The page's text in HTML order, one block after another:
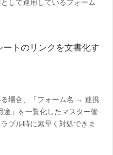
して運用しているフォーム
ートのリンクを文書化す
場合、「フォーム名 → 連携
」を一覧化したマスター管
ブル時に素早く対処できま